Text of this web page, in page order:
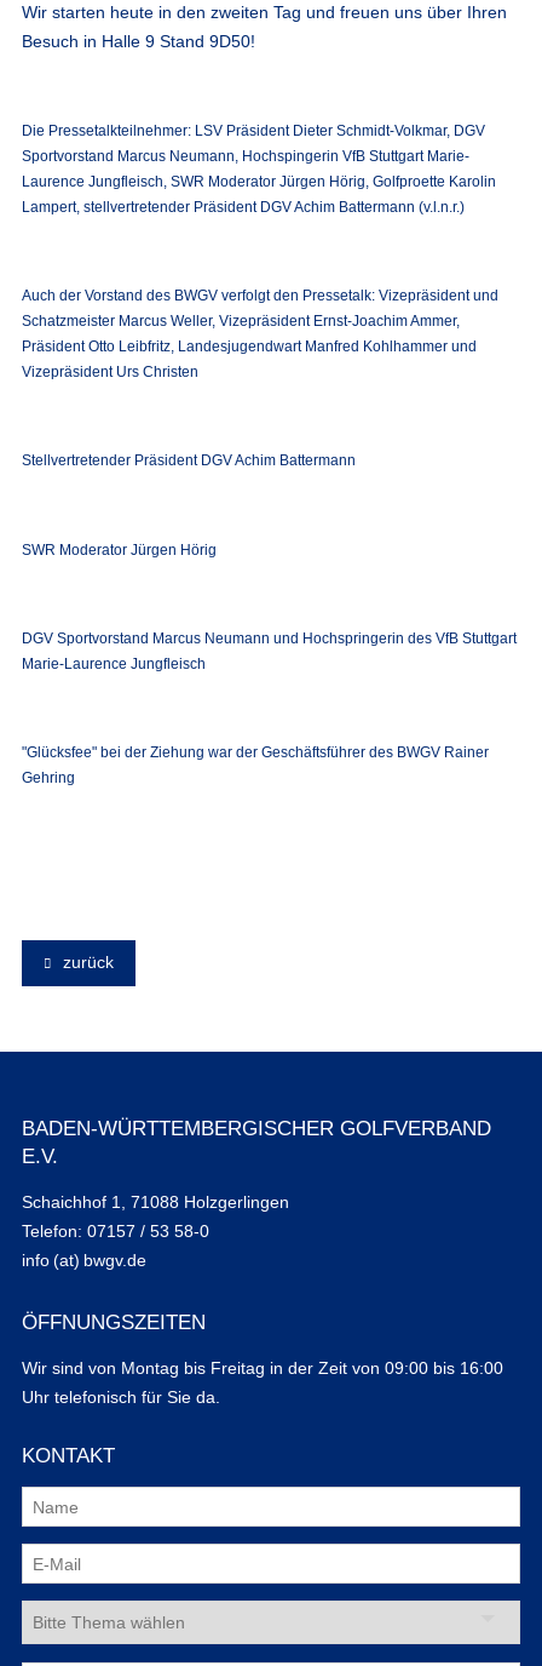
Wir starten heute in den zweiten Tag und freuen uns über Ihren
Besuch in Halle 9 Stand 9D50!
Die Pressetalkteilnehmer: LSV Präsident Dieter Schmidt-Volkmar, DGV
Sportvorstand Marcus Neumann, Hochspingerin VfB Stuttgart Marie-
Laurence Jungfleisch, SWR Moderator Jürgen Hörig, Golfproette Karolin
Lampert, stellvertretender Präsident DGV Achim Battermann (v.l.n.r.)
Auch der Vorstand des BWGV verfolgt den Pressetalk: Vizepräsident und
Schatzmeister Marcus Weller, Vizepräsident Ernst-Joachim Ammer,
Präsident Otto Leibfritz, Landesjugendwart Manfred Kohlhammer und
Vizepräsident Urs Christen
Stellvertretender Präsident DGV Achim Battermann
SWR Moderator Jürgen Hörig
DGV Sportvorstand Marcus Neumann und Hochspringerin des VfB Stuttgart
Marie-Laurence Jungfleisch
"Glücksfee" bei der Ziehung war der Geschäftsführer des BWGV Rainer
Gehring
zurück
BADEN-WÜRTTEMBERGISCHER GOLFVERBAND
E.V.
Schaichhof 1, 71088 Holzgerlingen
Telefon: 07157 / 53 58-0
info (at) bwgv.de
ÖFFNUNGSZEITEN
Wir sind von Montag bis Freitag in der Zeit von 09:00 bis 16:00
Uhr telefonisch für Sie da.
KONTAKT